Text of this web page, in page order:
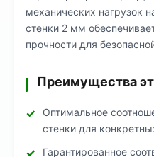
механических нагрузок
стенки 2 мм
прочности для
Преимущества
Оптимальное
стенки для
Гарантированное